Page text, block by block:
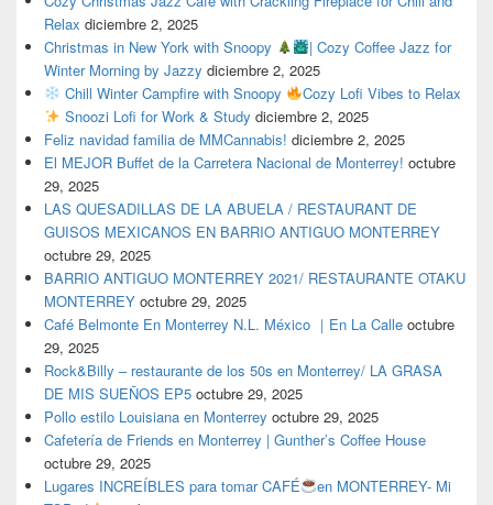
Relax diciembre 2, 2025
Christmas in New York with Snoopy
| Cozy Coffee Jazz for
Winter Morning by Jazzy diciembre 2, 2025
Chill Winter Campfire with Snoopy
Cozy Lofi Vibes to Relax
Snoozi Lofi for Work & Study diciembre 2, 2025
Feliz navidad familia de MMCannabis! diciembre 2, 2025
El MEJOR Buffet de la Carretera Nacional de Monterrey! octubre
29, 2025
LAS QUESADILLAS DE LA ABUELA / RESTAURANT DE
GUISOS MEXICANOS EN BARRIO ANTIGUO MONTERREY
octubre 29, 2025
BARRIO ANTIGUO MONTERREY 2021/ RESTAURANTE OTAKU
MONTERREY octubre 29, 2025
Café Belmonte En Monterrey N.L. México ｜En La Calle octubre
29, 2025
Rock&Billy – restaurante de los 50s en Monterrey/ LA GRASA
DE MIS SUEÑOS EP5 octubre 29, 2025
Pollo estilo Louisiana en Monterrey octubre 29, 2025
Cafetería de Friends en Monterrey | Gunther’s Coffee House
octubre 29, 2025
Lugares INCREÍBLES para tomar CAFÉ
en MONTERREY- Mi